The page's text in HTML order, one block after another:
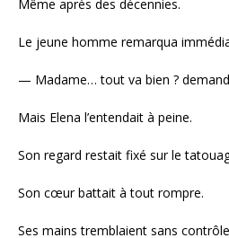
Même après des décennies.
Le jeune homme remarqua
— Madame… tout va bien ?
Mais Elena l’entendait à peine.
Son regard restait fixé sur le
Son cœur battait à tout rompre.
Ses mains tremblaient sans